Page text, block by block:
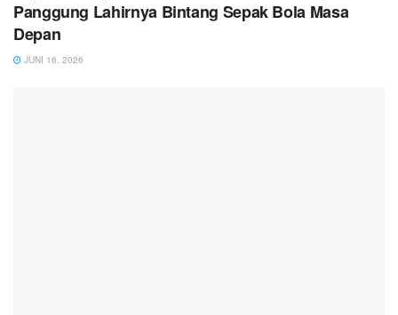
Panggung Lahirnya Bintang Sepak Bola Masa
Depan
JUNI 16, 2026